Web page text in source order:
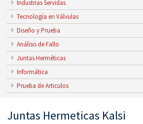
Industrias Servidas
Tecnología en Válvulas
Diseño y Prueba
Análisis de Fallo
Juntas Herméticas
Informática
Prueba de Articulos
Juntas Hermeticas Kalsi